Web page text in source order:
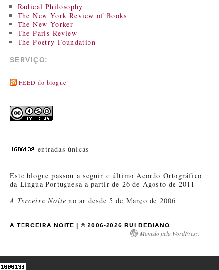
Radical Philosophy
The New York Review of Books
The New Yorker
The Paris Review
The Poetry Foundation
SERVIÇO:
FEED do blogue
entradas únicas
Este blogue passou a seguir o último Acordo Ortográfico
da Língua Portuguesa a partir de 26 de Agosto de 2011
A Terceira Noite no ar desde 5 de Março de 2006
A TERCEIRA NOITE | © 2006-2026 RUI BEBIANO
Mantido pela WordPress.